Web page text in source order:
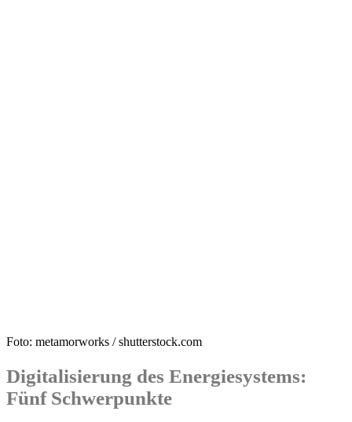
Foto: metamorworks / shutterstock.com
Digitalisierung des Energiesystems:
Fünf Schwerpunkte